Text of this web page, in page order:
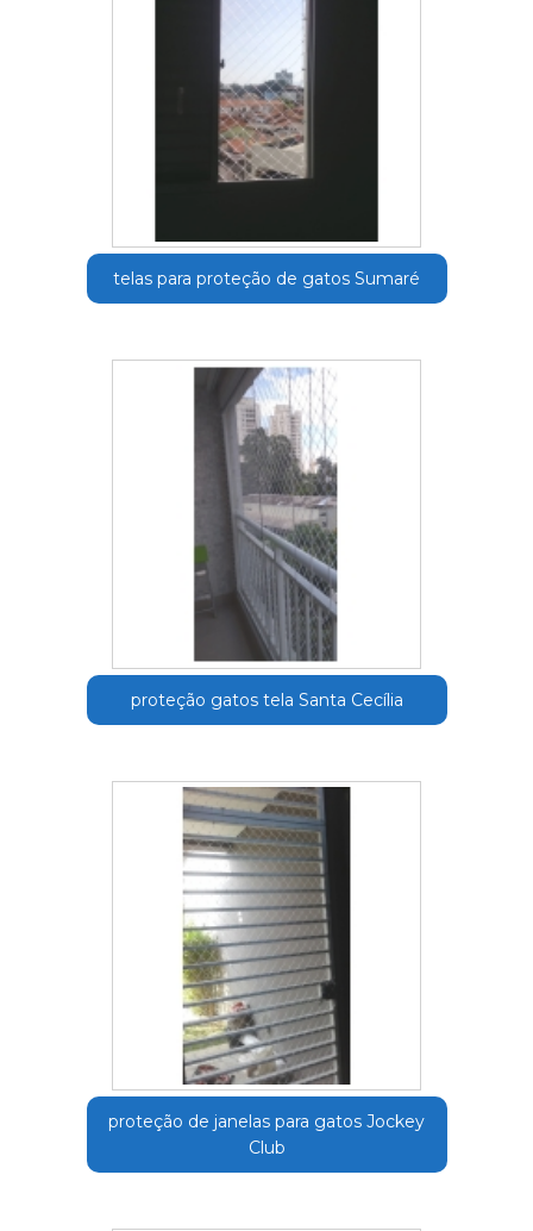
telas para proteção de gatos Sumaré
proteção gatos tela Santa Cecília
proteção de janelas para gatos Jockey
Club